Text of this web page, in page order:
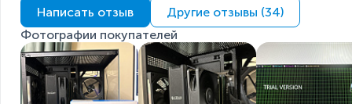
Написать отзыв
Другие отзывы (34)
Фотографии покупателей